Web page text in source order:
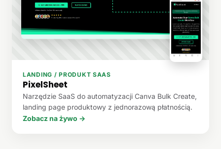
LANDING / PRODUKT SAAS
PixelSheet
Narzędzie SaaS do automatyzacji Canva Bulk Create,
landing page produktowy z jednorazową płatnością.
Zobacz na żywo →